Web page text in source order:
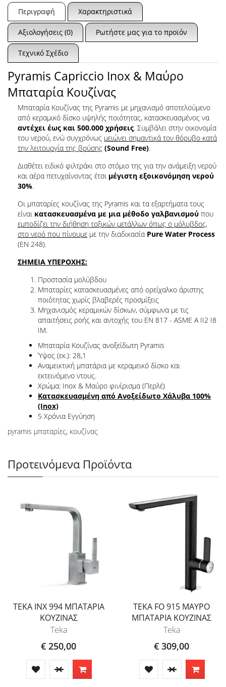
Περιγραφή Χαρακτηριστικά
Αξιολογήσεις (0) Ρωτήστε μας για το προϊόν
Τεχνικό Σχέδιο
Pyramis Capriccio Inox & Μαύρο
Μπαταρία Κουζίνας
Μπαταρία Κουζίνας της Pyramis με μηχανισμό αποτελούμενο
από κεραμικό δίσκο υψηλής ποιότητας, κατασκευασμένος να
αντέχει έως και 500.000 χρήσεις. Συμβάλει στην οικονομία
του νερού, ενώ συγχρόνως μειώνει σημαντικά τον θόρυβο κατά
την λειτουργία της βρύσης (Sound Free).
Διαθέτει ειδικό φιλτράκι στο στόμιο της για την ανάμειξη νερού
και αέρα πετυχαίνοντας έτσι μέγιστη εξοικονόμηση νερού
30%.
Οι μπαταρίες κουζίνας της Pyramis και τα εξαρτήματα τους
είναι κατασκευασμένα με μια μέθοδο γαλβανισμού που
εμποδίζει την διήθηση τοξικών μετάλλων όπως ο μόλυβδος,
στο νερό που πίνουμε με την διαδικασία Pure Water Process
(EN 248).
ΣΗΜΕΙΑ ΥΠΕΡΟΧΗΣ:
Προστασία μολύβδου
Μπαταρίες κατασκευασμένες από ορείχαλκο άριστης
ποιότητας χωρίς βλαβερές προσμίξεις
Μηχανισμός κεραμικών δίσκων, σύμφωνα με τις
απαιτήσεις ροής και αντοχής του EN 817 - ASME A II2 I8
IM.
Μπαταρία Κουζίνας ανοξείδωτη Pyramis
Ύψος (εκ.): 28,1
Αναμεικτική μπατάρια με κεραμεικό δίσκο και
εκτεινόμενο ντους.
Χρώμα: Inox & Μαύρο φινίρισμα (Περλέ)
Κατασκευασμένη από Ανοξείδωτο Χάλυβα 100%
(Inox)
5 Χρόνια Εγγύηση
pyramis μπαταρίες, κουζίνας
Προτεινόμενα Προϊόντα
TEKA INX 994 ΜΠΑΤΑΡΙΑ
ΚΟΥΖΙΝΑΣ
Teka
€ 250,00
TEKA FO 915 ΜΑΥΡΟ
ΜΠΑΤΑΡΙΑ ΚΟΥΖΙΝΑΣ
Teka
€ 309,00